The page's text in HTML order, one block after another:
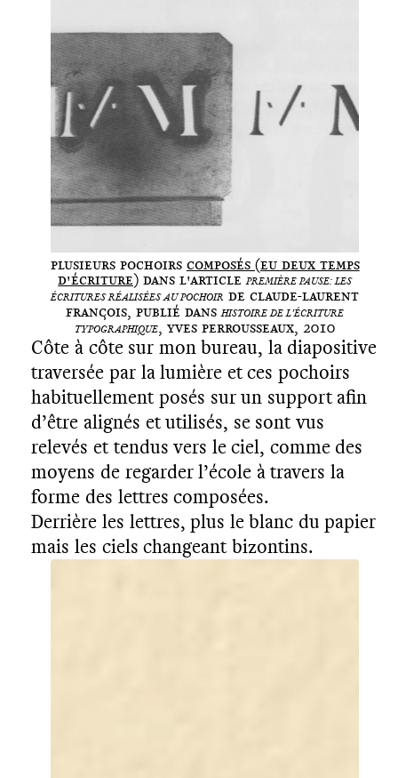
Plusieurs pochoirs composés (eu deux temps
d'écriture) dans l'articlePremière pause: les
écritures réalisées au pochoir de Claude-Laurent
François, publié dansHistoire de l'écriture
typographique, Yves Perrousseaux, 2010
Côte à côte sur mon bureau, la diapositive
traversée par la lumière et ces pochoirs
habituellement posés sur un support afin
d’être alignés et utilisés, se sont vus
relevés et tendus vers le ciel, comme des
moyens de regarder l’école à travers la
forme des lettres composées.
Derrière les lettres, plus le blanc du papier
mais les ciels changeant bizontins.